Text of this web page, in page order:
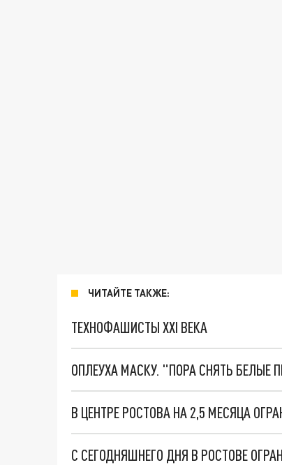
ЧИТАЙТЕ ТАКЖЕ:
ТЕХНОФАШИСТЫ XXI ВЕКА
ОПЛЕУХА МАСКУ. "ПОРА СНЯТЬ БЕЛЫЕ
В ЦЕНТРЕ РОСТОВА НА 2,5 МЕСЯЦА
С СЕГОДНЯШНЕГО ДНЯ В РОСТОВЕ